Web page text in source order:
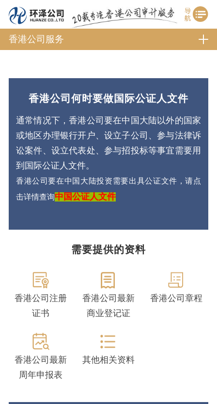
香港公司服务
香港公司何时要做国际公证人文件
通常情况下，香港公司要在中国大陆以外的国家
或地区办理银行开户、设立子公司、参与法律诉
讼案件、设立代表处、参与招投标等事宜需要用
到国际公证人文件。
香港公司要在中国大陆投资需要出具公证文件，请点
击详情查询中国公证人文件
需要提供的资料
香港公司注册
证书
香港公司最新
商业登记证
香港公司章程
香港公司最新
周年申报表
其他相关资料